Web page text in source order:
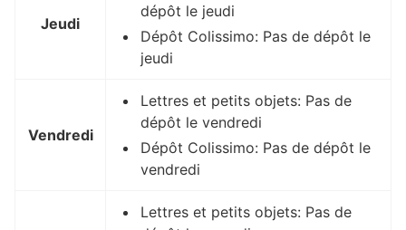
Jeudi
dépôt le jeudi
Dépôt Colissimo: Pas de dépôt le
jeudi
Vendredi
Lettres et petits objets: Pas de
dépôt le vendredi
Dépôt Colissimo: Pas de dépôt le
vendredi
Lettres et petits objets: Pas de